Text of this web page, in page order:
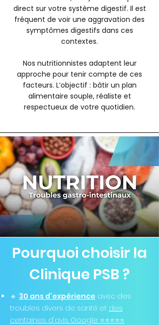
direct sur votre système digestif. Il est
fréquent de voir une aggravation des
symptômes digestifs dans ces
contextes.
Nos nutritionnistes adaptent leur
approche pour tenir compte de ces
facteurs. L’objectif : bâtir un plan
alimentaire souple, réaliste et
respectueux de votre quotidien.
Pourquoi choisir la
Clinique PSB ?
🔹 30 ans d’expérience avec des
troubles divers de santé et des
centaines d'avis Google ⭐️⭐️⭐️⭐️⭐️